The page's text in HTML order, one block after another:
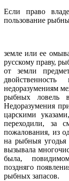
Если право
пользование
земле или ее
русскому праву,
от земли
недоразумениям
рыбных ловель
Недоразумения
царскими
переходили, за
пожалования, из
на рыбныя угодья
вызывала
была,
поздняго
рыбных запасов.